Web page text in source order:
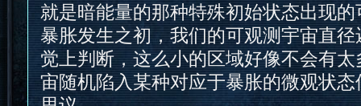
就是暗能量的那种特殊初始状态出现
暴胀发生之初，我们的可观测宇宙直
觉上判断，这么小的区域好像不会有
宙随机陷入某种对应于暴胀的微观状